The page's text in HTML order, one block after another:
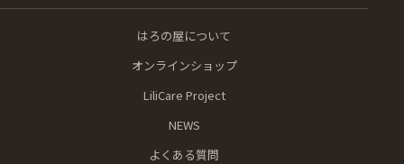
はろの屋について
オンラインショップ
LiliCare Project
NEWS
よくある質問